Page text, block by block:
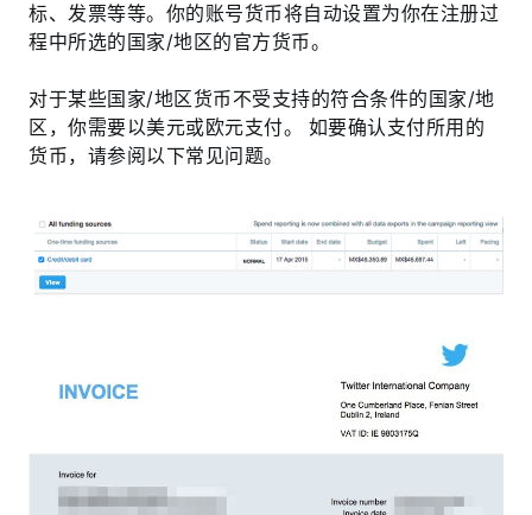
标、发票等等。你的账号货币将自动设置为你在注册过
程中所选的国家/地区的官方货币。
对于某些国家/地区货币不受支持的符合条件的国家/地
区，你需要以美元或欧元支付。 如要确认支付所用的
货币，请参阅以下常见问题。